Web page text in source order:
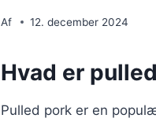
Af 12. december 2024
Hvad er
Pulled pork er en